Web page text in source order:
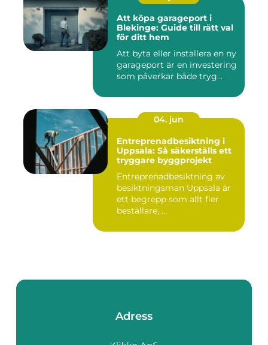
Att köpa garageport i
Blekinge: Guide till rätt val
för ditt hem
Att byta eller installera en ny
garageport är en investering
som påverkar både tryg...
04. jun
Entreprenadbesiktning i
Uppsala: Så säkerställs ett
tryggare byggprojekt
Entreprenadbesiktning av
besiktningsman Uppsala är
ett begrepp som allt fler
beställare, ...
Adress